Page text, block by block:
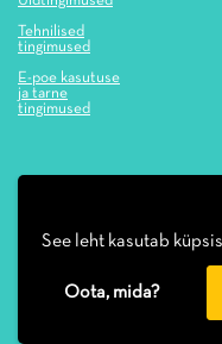
See leht kasutab
Oota, mida?
Tehnilised
tingimused
E-poe kasutuse
ja tarne
tingimused